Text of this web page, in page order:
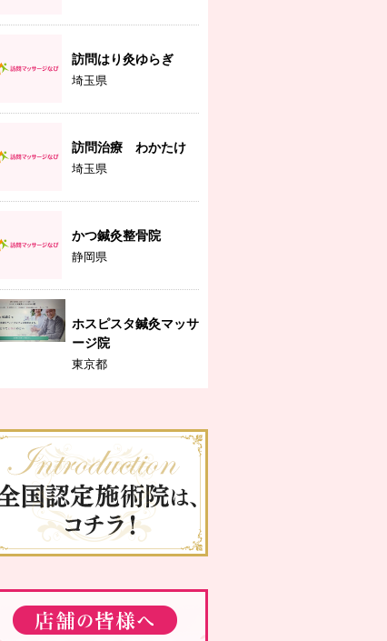
訪問はり灸ゆらぎ
埼玉県
訪問治療 わかたけ
埼玉県
かつ鍼灸整骨院
静岡県
ホスピスタ鍼灸マッサ
ージ院
東京都